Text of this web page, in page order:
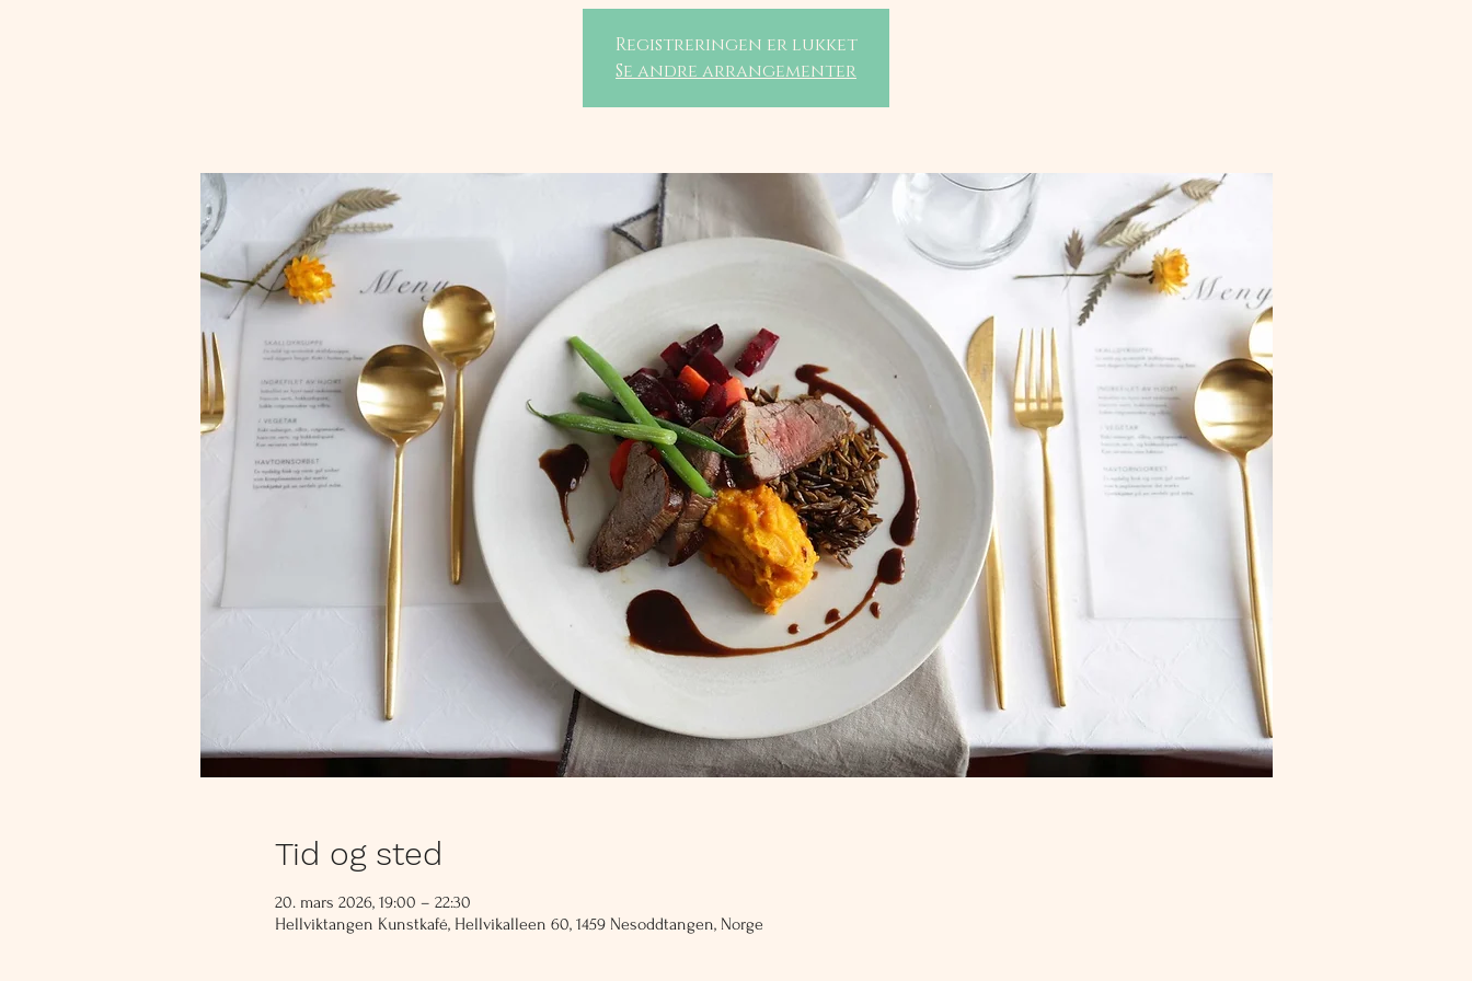
Registreringen er lukket
Se andre arrangementer
Tid og sted
20. mars 2026, 19:00 – 22:30
Hellviktangen Kunstkafé, Hellvikalleen 60, 1459 Nesoddtangen, Norge